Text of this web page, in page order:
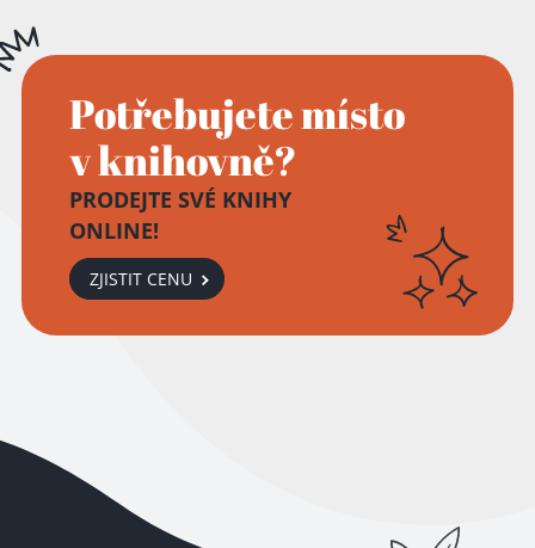
Potřebujete místo
v knihovně?
PRODEJTE SVÉ KNIHY
ONLINE!
ZJISTIT CENU